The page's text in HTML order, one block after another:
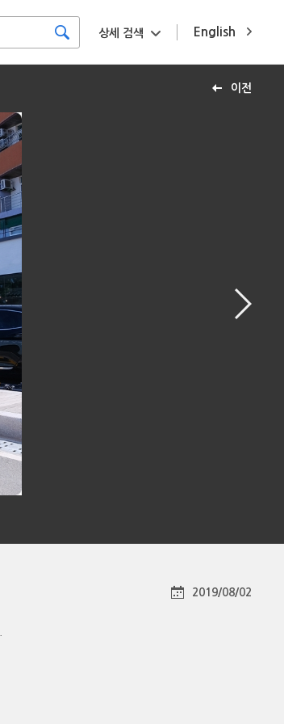
English
상세 검색
이전
2019/08/02